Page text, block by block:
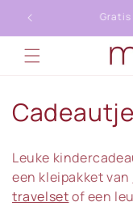
naar de
content
C
l
l
Leuke
een kleipakket van
travelsetof een